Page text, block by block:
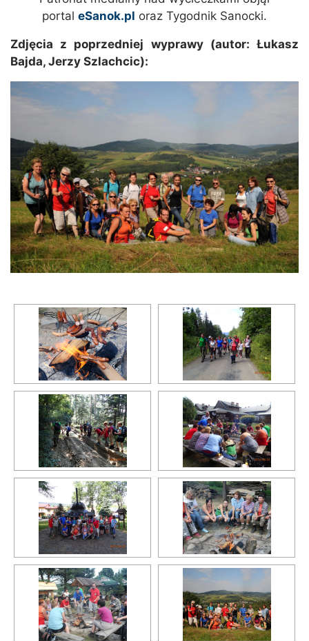
portal eSanok.pl oraz Tygodnik Sanocki.
Zdjęcia z poprzedniej wyprawy (autor: Łukasz
Bajda, Jerzy Szlachcic):